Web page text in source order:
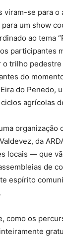
viram-se para o
um show
ao tema
participantes
trilho pedestre
do
do Penedo,
agrícolas
organização
da
locais — que
de
espírito
como os